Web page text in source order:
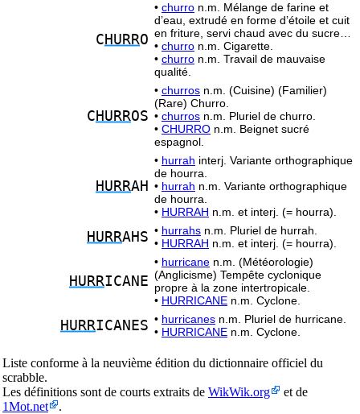
C HURRO
• churro n.m. Mélange de farine et
d’eau, extrudé en forme d’étoile et cuit
en friture, servi chaud avec du sucre…
• churro n.m. Cigarette.
• churro n.m. Travail de mauvaise
qualité.
C HURROS
• churros n.m. (Cuisine) (Familier)
(Rare) Churro.
• churros n.m. Pluriel de churro.
• CHURRO n.m. Beignet sucré
espagnol.
HURRAH
• hurrah interj. Variante orthographique
de hourra.
• hurrah n.m. Variante orthographique
de hourra.
• HURRAH n.m. et interj. (= hourra).
HURRAHS • hurrahs n.m. Pluriel de hurrah.
• HURRAH n.m. et interj. (= hourra).
HURRICANE
• hurricane n.m. (Météorologie)
(Anglicisme) Tempête cyclonique
propre à la zone intertropicale.
• HURRICANE n.m. Cyclone.
HURRICANES • hurricanes n.m. Pluriel de hurricane.
• HURRICANE n.m. Cyclone.
Liste conforme à la neuvième édition du dictionnaire officiel du
scrabble.
Les définitions sont de courts extraits de WikWik.org
et de
1Mot.net
.